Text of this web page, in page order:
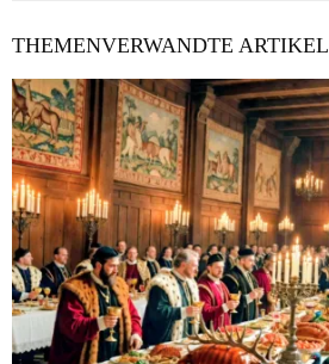
THEMENVERWANDTE ARTIKEL